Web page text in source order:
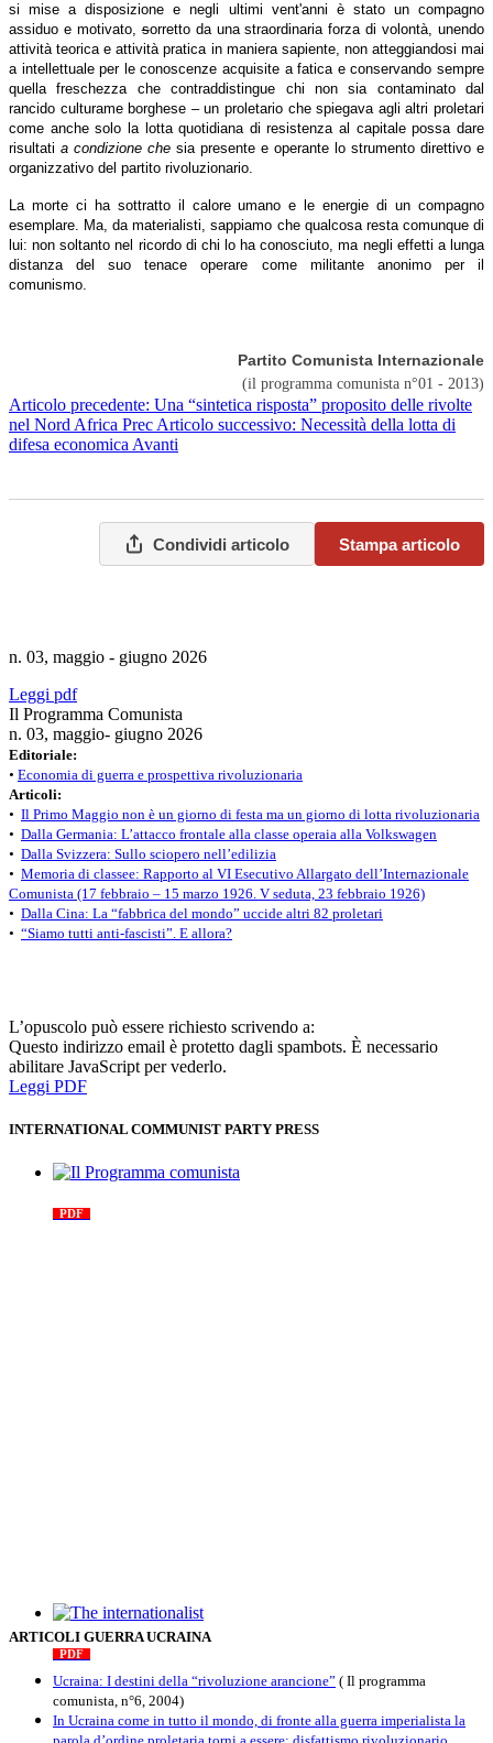
si mise a disposizione e negli ultimi vent'anni è stato un compagno
assiduo e motivato,sorretto da una straordinaria forza di volontà, unendo
attività teorica e attività pratica in maniera sapiente, non atteggiandosi mai
a intellettuale per le conoscenze acquisite a fatica e conservando sempre
quella freschezza che contraddistingue chi non sia contaminato dal
rancido culturame borghese –un proletario che spiegava agli altri proletari
come anche solo la lotta quotidiana di resistenza al capitale possa dare
risultati a condizione che sia presente e operante lo strumento direttivo e
organizzativo del partito rivoluzionario.
La morte ci ha sottratto il calore umano e le energie di un compagno
esemplare. Ma, da materialisti, sappiamo che qualcosa resta comunque di
lui: non soltanto nel ricordo di chi lo ha conosciuto, ma negli effetti alunga
distanza del suo tenace operare come militante anonimo per il
comunismo.
Partito Comunista Internazionale
(il programma comunista n°01 - 2013)
Articolo precedente: Una “sintetica risposta” proposito delle rivolte
nel Nord Africa Prec Articolo successivo: Necessità della lotta di
difesa economica Avanti
Condividi articolo Stampa articolo
n. 03, maggio - giugno 2026
Leggi pdf
Il Programma Comunista
n. 03, maggio- giugno 2026
Editoriale:
• Economia di guerra e prospettiva rivoluzionaria
Articoli:
• Il Primo Maggio non è un giorno di festa ma un giorno di lotta rivoluzionaria
• Dalla Germania: L’attacco frontale alla classe operaia alla Volkswagen
• Dalla Svizzera: Sullo sciopero nell’edilizia
• Memoria di classee: Rapporto al VI Esecutivo Allargato dell’Internazionale
Comunista (17 febbraio – 15 marzo 1926. V seduta, 23 febbraio 1926)
• Dalla Cina: La “fabbrica del mondo” uccide altri 82 proletari
• “Siamo tutti anti-fascisti”. E allora?
L’opuscolo può essere richiesto scrivendo a:
Questo indirizzo email è protetto dagli spambots. È necessario
abilitare JavaScript per vederlo.
Leggi PDF
INTERNATIONAL COMMUNIST PARTY PRESS
PDF
The internationalist
PDF
ARTICOLI GUERRA UCRAINA
Ucraina: I destini della “rivoluzione arancione” ( Il programma
comunista, n°6, 2004)
In Ucraina come in tutto il mondo, di fronte alla guerra imperialista la